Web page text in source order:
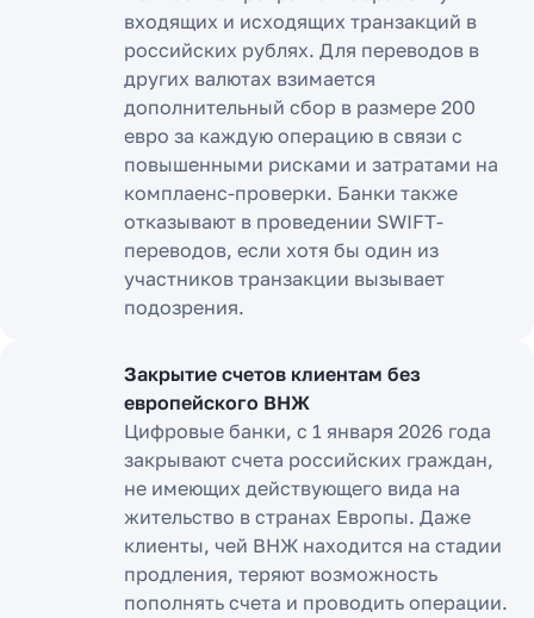
входящих и исходящих транзакций в
российских рублях. Для переводов в
других валютах взимается
дополнительный сбор в размере 200
евро за каждую операцию в связи с
повышенными рисками и затратами на
комплаенс-проверки. Банки также
отказывают в проведении SWIFT-
переводов, если хотя бы один из
участников транзакции вызывает
подозрения.
Закрытие счетов клиентам без
европейского ВНЖ
Цифровые банки, с 1 января 2026 года
закрывают счета российских граждан,
не имеющих действующего вида на
жительство в странах Европы. Даже
клиенты, чей ВНЖ находится на стадии
продления, теряют возможность
пополнять счета и проводить операции.